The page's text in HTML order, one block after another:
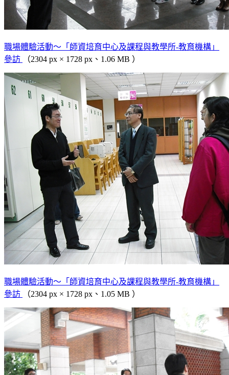
職場體驗活動～「師資培育中心及課程與教學所-教育機構」
參訪
（2304 px × 1728 px、1.06 MB ）
職場體驗活動～「師資培育中心及課程與教學所-教育機構」
參訪
（2304 px × 1728 px、1.05 MB ）